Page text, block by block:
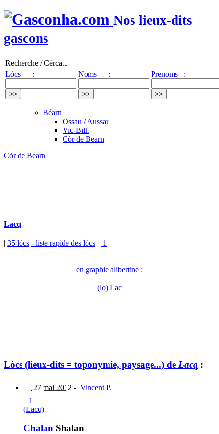
Nos lieux-dits
gascons
Recherche / Cèrca...
Lòcs :
Noms : Prenoms :
Béarn
Ossau / Aussau
Vic-Bilh
Còr de Bearn
Còr de Bearn
Lacq
| 35 lòcs - liste rapide des lòcs | 1
en graphie alibertine :
(lo) Lac
Lòcs (lieux-dits = toponymie, paysage...) de Lacq :
27 mai 2012 - Vincent P.
| 1
(Lacq)
Chalan Shalan